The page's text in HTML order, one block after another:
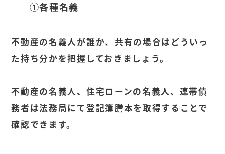
①各種名義
不動産の名義人が誰か、共有の場合はどういっ
た持ち分かを把握しておきましょう。
不動産の名義人、住宅ローンの名義人、連帯債
務者は法務局にて登記簿謄本を取得することで
確認できます。